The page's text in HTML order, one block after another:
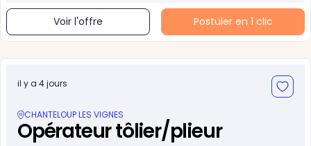
Voir l'offre Postuler en 1 clic
il y a 4 jours
CHANTELOUP LES VIGNES
Opérateur tôlier/plieur